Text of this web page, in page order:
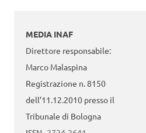
MEDIA INAF
Direttore responsabile:
Marco Malaspina
Registrazione n. 8150
dell’11.12.2010 presso il
Tribunale di Bologna